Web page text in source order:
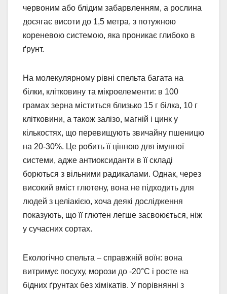
червоним або блідим забарвленням, а рослина
досягає висоти до 1,5 метра, з потужною
кореневою системою, яка проникає глибоко в
ґрунт.
На молекулярному рівні спельта багата на
білки, клітковину та мікроелементи: в 100
грамах зерна міститься близько 15 г білка, 10 г
клітковини, а також залізо, магній і цинк у
кількостях, що перевищують звичайну пшеницю
на 20-30%. Це робить її цінною для імунної
системи, адже антиоксиданти в її складі
борються з вільними радикалами. Однак, через
високий вміст глютену, вона не підходить для
людей з целіакією, хоча деякі дослідження
показують, що її глютен легше засвоюється, ніж
у сучасних сортах.
Екологічно спельта – справжній воїн: вона
витримує посуху, морози до -20°C і росте на
бідних ґрунтах без хімікатів. У порівнянні з